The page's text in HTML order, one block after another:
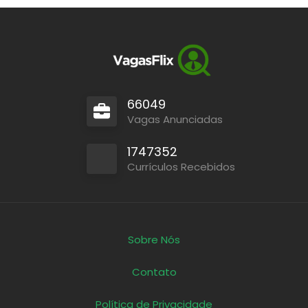
66049
Vagas Anunciadas
1747352
Currículos Recebidos
Sobre Nós
Contato
Política de Privacidade